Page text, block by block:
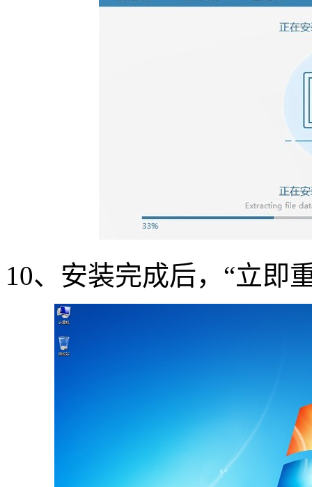
10、安装完成后，“立即